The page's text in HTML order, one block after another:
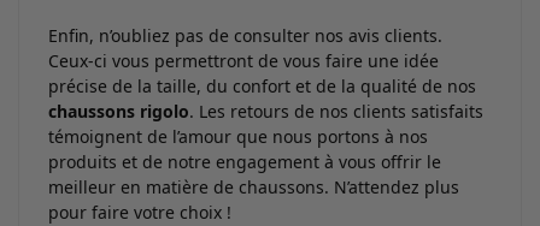
Enfin, n’oubliez pas de consulter nos avis clients.
Ceux-ci vous permettront de vous faire une idée
précise de la taille, du confort et de la qualité de nos
chaussons rigolo. Les retours de nos clients satisfaits
témoignent de l’amour que nous portons à nos
produits et de notre engagement à vous offrir le
meilleur en matière de chaussons. N’attendez plus
pour faire votre choix !